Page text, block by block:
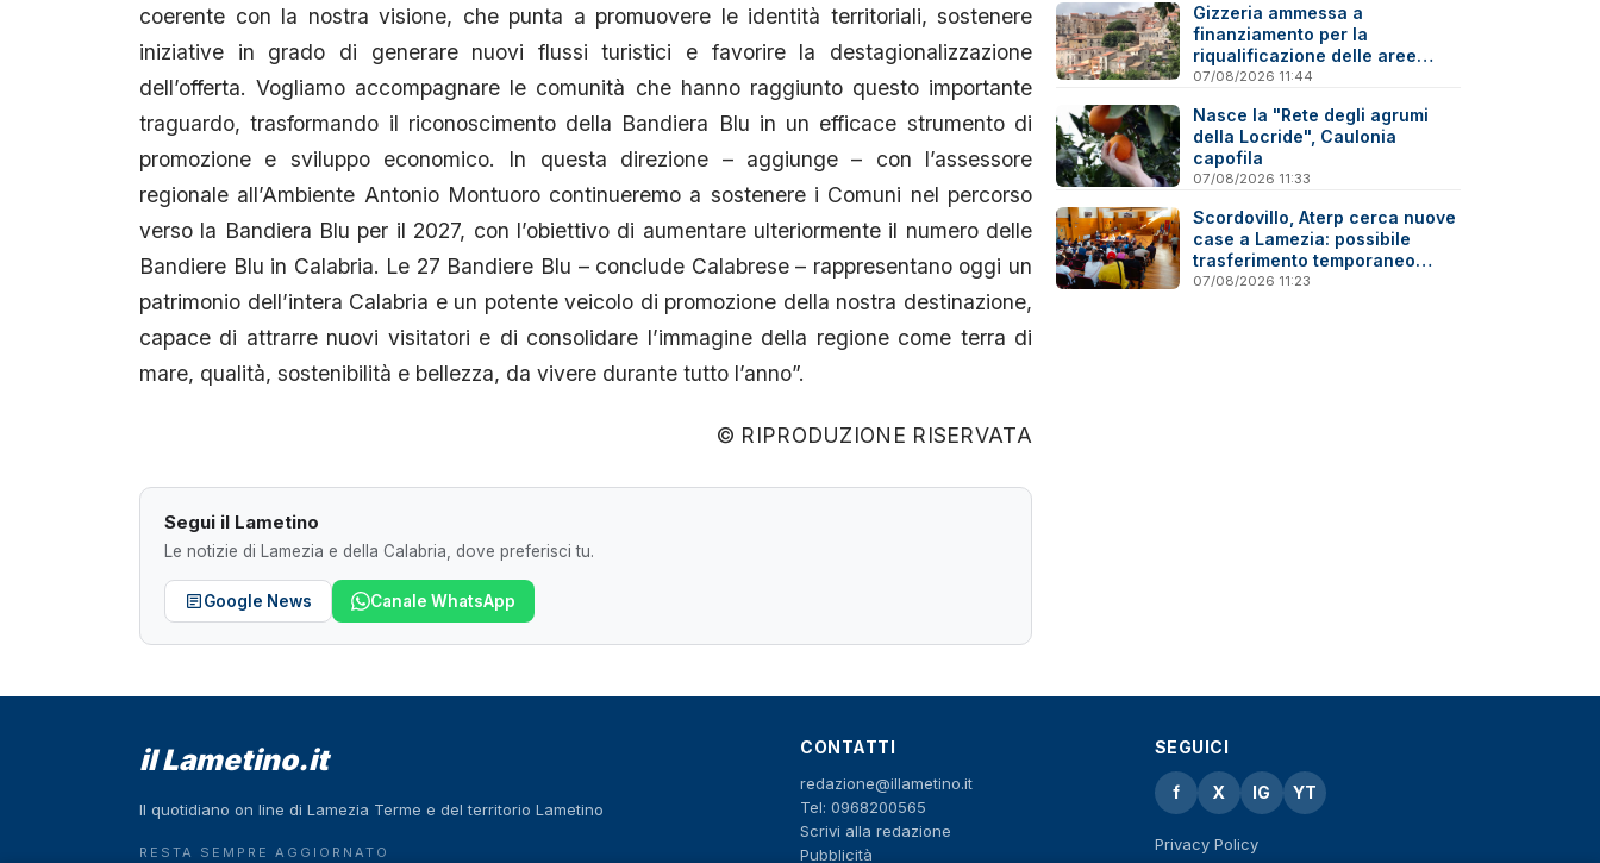
coerente con la nostra visione, che punta a promuovere le identità territoriali, sostenere
iniziative in grado di generare nuovi flussi turistici e favorire la destagionalizzazione
dell’offerta. Vogliamo accompagnare le comunità che hanno raggiunto questo importante
traguardo, trasformando il riconoscimento della Bandiera Blu in un efficace strumento di
promozione e sviluppo economico. In questa direzione – aggiunge – con l’assessore
regionale all’Ambiente Antonio Montuoro continueremo a sostenere i Comuni nel percorso
verso la Bandiera Blu per il 2027, con l’obiettivo di aumentare ulteriormente il numero delle
Bandiere Blu in Calabria. Le 27 Bandiere Blu – conclude Calabrese – rappresentano oggi un
patrimonio dell’intera Calabria e un potente veicolo di promozione della nostra destinazione,
capace di attrarre nuovi visitatori e di consolidare l’immagine della regione come terra di
mare, qualità, sostenibilità e bellezza, da vivere durante tutto l’anno”.
© RIPRODUZIONE RISERVATA
Segui il Lametino
Le notizie di Lamezia e della Calabria, dove preferisci tu.
Google News Canale WhatsApp
Gizzeria ammessa a
finanziamento per la
riqualificazione delle aree
degradate
07/08/2026 11:44
Nasce la "Rete degli agrumi
della Locride", Caulonia
capofila
07/08/2026 11:33
Scordovillo, Aterp cerca nuove
case a Lamezia: possibile
trasferimento temporaneo
nell’hinterland per alcune
07/08/2026 11:23
il Lametino.it
Il quotidiano on line di Lamezia Terme e del territorio Lametino
RESTA SEMPRE AGGIORNATO
CONTATTI
redazione@illametino.it
Tel: 0968200565
Scrivi alla redazione
Pubblicità
SEGUICI
f X IG YT
Privacy Policy